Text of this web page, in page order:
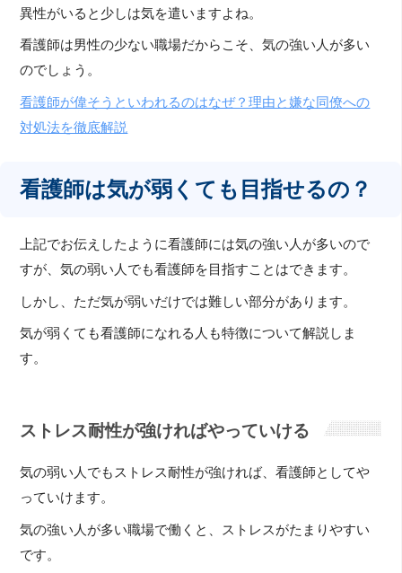
異性がいると少しは気を遣いますよね。
看護師は男性の少ない職場だからこそ、気の強い人が多い
のでしょう。
看護師が偉そうといわれるのはなぜ？理由と嫌な同僚への
対処法を徹底解説
看護師は気が弱くても目指せるの？
上記でお伝えしたように看護師には気の強い人が多いので
すが、気の弱い人でも看護師を目指すことはできます。
しかし、ただ気が弱いだけでは難しい部分があります。
気が弱くても看護師になれる人も特徴について解説しま
す。
ストレス耐性が強ければやっていける
気の弱い人でもストレス耐性が強ければ、看護師としてや
っていけます。
気の強い人が多い職場で働くと、ストレスがたまりやすい
です。